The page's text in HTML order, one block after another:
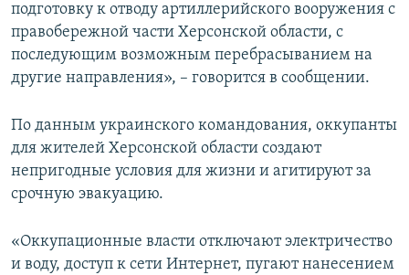
подготовку к отводу артиллерийского вооружения с
правобережной части Херсонской области, с
последующим возможным перебрасыванием на
другие направления», – говорится в сообщении.
По данным украинского командования, оккупанты
для жителей Херсонской области создают
непригодные условия для жизни и агитируют за
срочную эвакуацию.
«Оккупационные власти отключают электричество
и воду, доступ к сети Интернет, пугают нанесением